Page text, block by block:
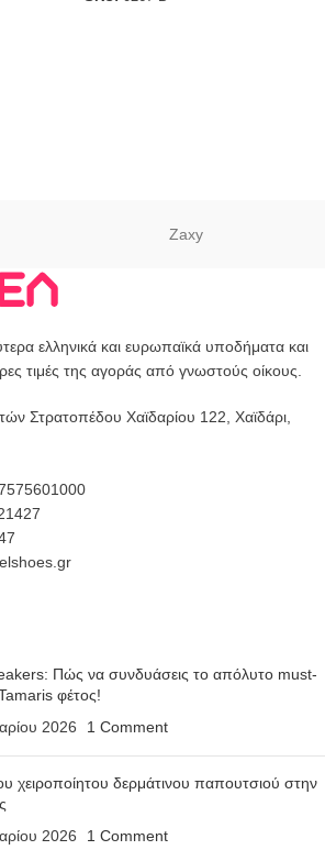
Zaxy
ελληνικά και ευρωπαϊκά υποδήματα και
τιμές της αγοράς από γνωστούς οίκους.
Στρατοπέδου Χαϊδαρίου 122, Χαϊδάρι,
Πώς να συνδυάσεις το απόλυτο must-
φέτος!
2026
1 Comment
χειροποίητου δερμάτινου παπουτσιού στην
2026
1 Comment